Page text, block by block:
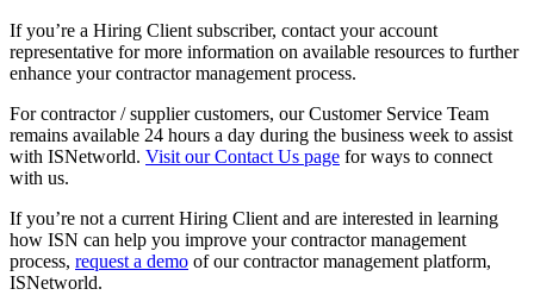
If you’re a Hiring Client subscriber, contact your account
representative for more information on available resources to further
enhance your contractor management process.
For contractor / supplier customers, our Customer Service Team
remains available 24 hours a day during the business week to assist
with ISNetworld. Visit our Contact Us page for ways to connect
with us.
If you’re not a current Hiring Client and are interested in learning
how ISN can help you improve your contractor management
process, request a demo of our contractor management platform,
ISNetworld.